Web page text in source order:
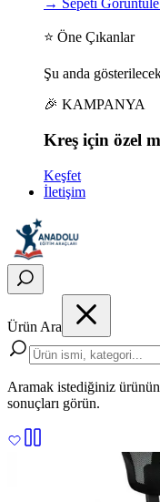
→ Sepeti Görüntüle
⭐ Öne Çıkanlar
Şu anda
🎉 KAMPANYA
Kreş için özel
Keşfet
İletişim
Ürün Ara
Aramak istediğiniz ürünün
sonuçları görün.